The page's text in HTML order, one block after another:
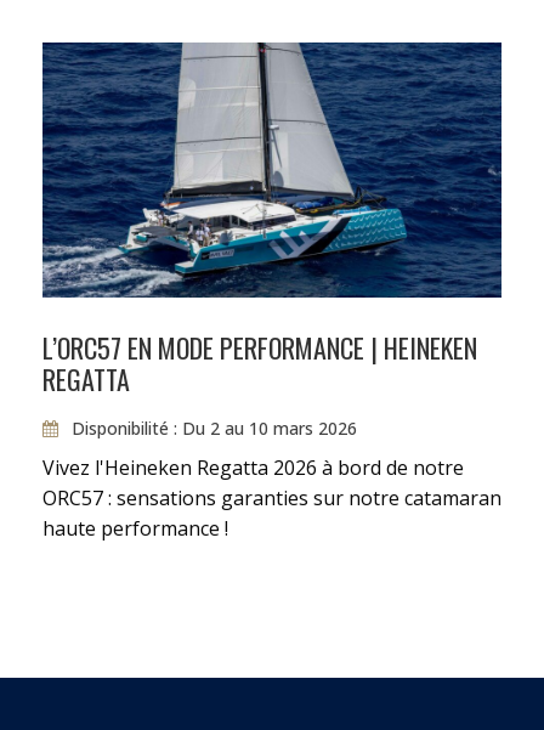
JOUR 6 TOBAGO CAYS - CANOUAN - 5
MILLES
JOUR 7 CANOUAN - MUSTIQUE - 13
MILLLES
vraiment tester le catamaran Avel Vaez et ses
capacités en navigation.
JOUR 8 MUSTIQUE - SAINT VINCENT -
16 MILLES
L’ORC57 EN MODE PERFORMANCE | HEINEKEN
REGATTA
Disponibilité : Du 2 au 10 mars 2026
Vivez l'Heineken Regatta 2026 à bord de notre
ORC57 : sensations garanties sur notre catamaran
haute performance !